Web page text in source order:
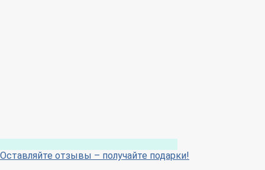
Оставляйте отзывы – получайте подарки!